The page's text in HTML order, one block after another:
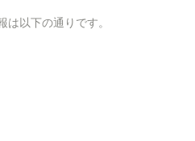
は以下の通りです。